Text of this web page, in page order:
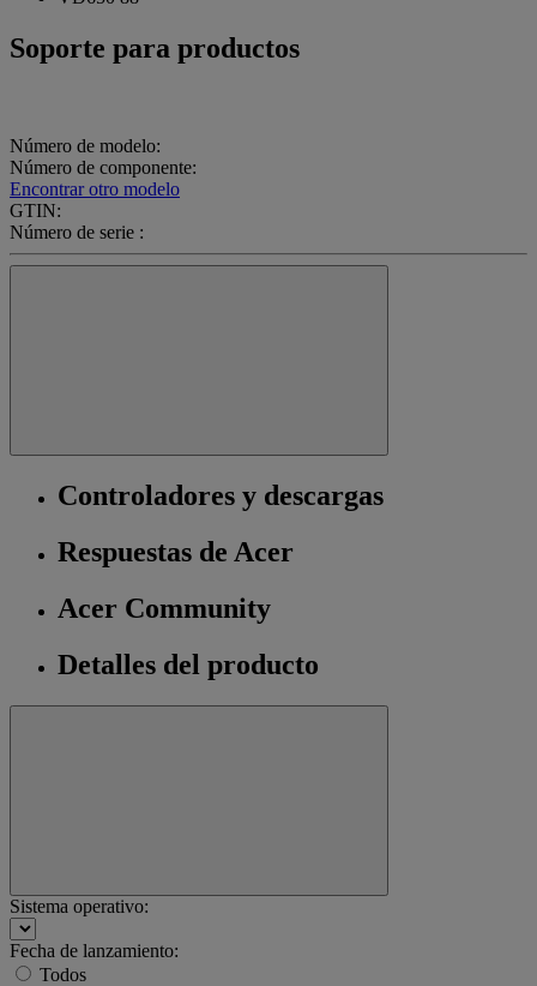
Soporte para productos
Número de modelo:
Número de componente:
Encontrar otro modelo
GTIN:
Número de serie :
Controladores y descargas
Respuestas de Acer
Acer Community
Detalles del producto
Sistema operativo:
Fecha de lanzamiento:
Todos